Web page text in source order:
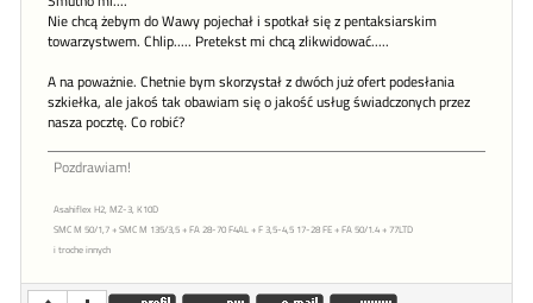
Nie chcą żebym do Wawy pojechał i spotkał się z pentaksiarskim
towarzystwem. Chlip..... Pretekst mi chcą zlikwidować.....
A na poważnie. Chetnie bym skorzystał z dwóch już ofert podesłania
szkiełka, ale jakoś tak obawiam się o jakość usług świadczonych przez
nasza pocztę. Co robić?
Pozdrawiam!
Asahiflex H2, MZ-3, K10D
SMC M 50/1,7 + SMC M 135/3,5 + FA 28-70 F4AL + F 3,5-4,5 17-28 FE + FA 50/1.4 + 77LTD
i troche innych